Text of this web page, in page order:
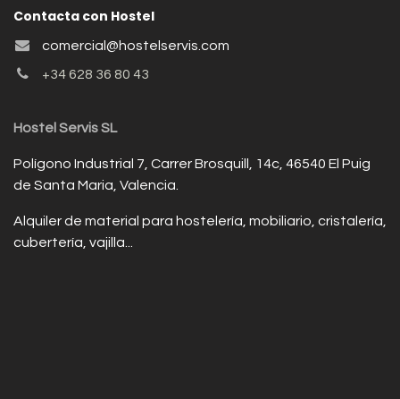
Contacta con Hostel
comercial@hostelservis.com
+34 628 36 80 43
Hostel Servis SL
Polígono Industrial 7, Carrer Brosquill, 14c, 46540 El Puig
de Santa Maria, Valencia.
Alquiler de material para hostelería, mobiliario, cristalería,
cubertería, vajilla...